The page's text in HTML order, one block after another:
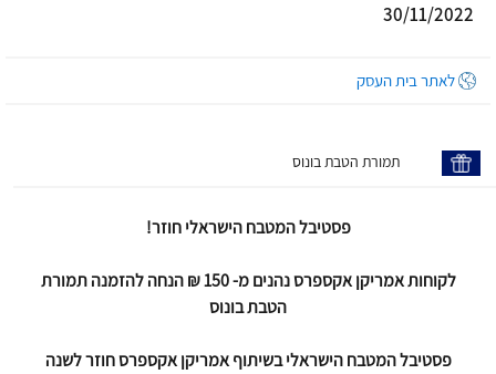
30/11/2022
לאתר בית העסק
תמורת הטבת בונוס
פסטיבל המטבח הישראלי חוזר!
לקוחות אמריקן אקספרס נהנים מ- 150 ₪ הנחה להזמנה תמורת
הטבת בונוס
פסטיבל המטבח הישראלי בשיתוף אמריקן אקספרס חוזר לשנה